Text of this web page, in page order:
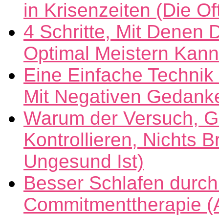
in Krisenzeiten (Die
4 Schritte, Mit Denen
Optimal Meistern
Eine Einfache
Mit Negativen
Warum der Versuch,
Kontrollieren, Nichts
Ungesund Ist)
Besser Schlafen
Commitmenttherapie